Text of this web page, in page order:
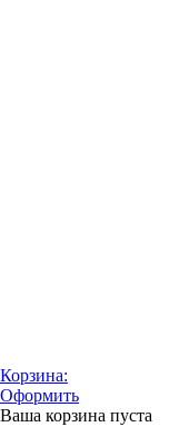
Корзина:
Оформить
Ваша корзина пуста